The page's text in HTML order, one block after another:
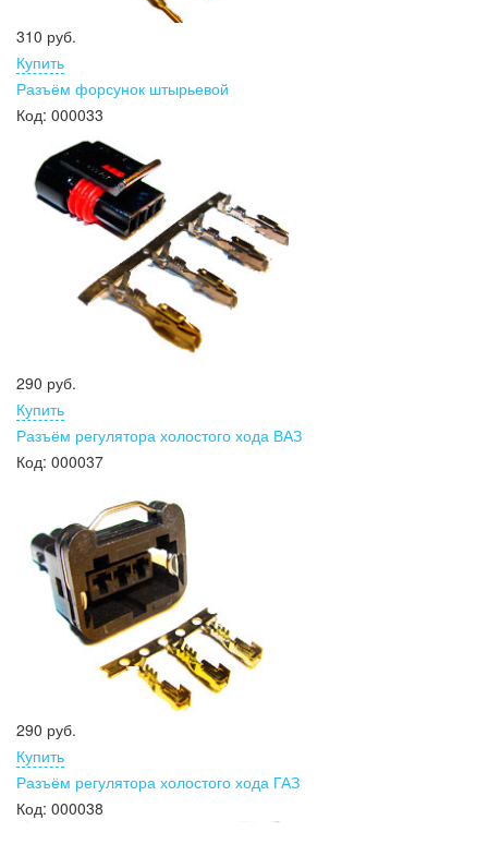
310 руб.
Купить
Разъём форсунок штырьевой
Код: 000033
290 руб.
Купить
Разъём регулятора холостого хода ВАЗ
Код: 000037
290 руб.
Купить
Разъём регулятора холостого хода ГАЗ
Код: 000038